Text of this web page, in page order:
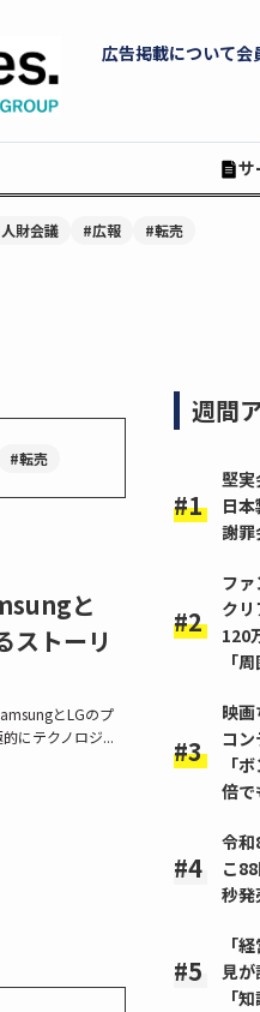
広告掲載について会
サ
財会議 #広報 #転売
#転売
と
ストーリ
とLGのプ
にテクノロジ...
週間
堅実
日
謝罪
フ
ク
120
「
映
コ
「
倍で
令
こ
秒発
「
見
「